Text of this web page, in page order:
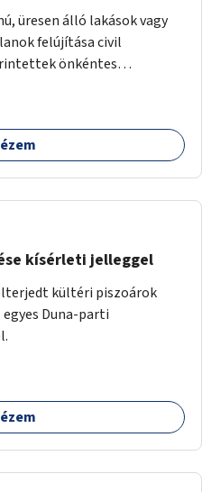
üresen álló lakások vagy
felújítása civil
önkéntes
kísérleti jelleggel
kültéri piszoárok
Duna-parti